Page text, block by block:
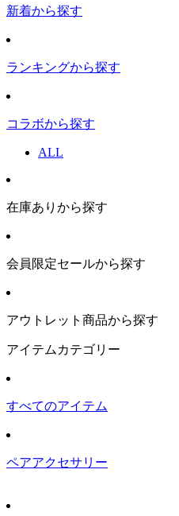
新着から探す
ランキングから探す
コラボから探す
ALL
在庫ありから探す
会員限定セールから探す
アウトレット商品から探す
アイテムカテゴリー
すべてのアイテム
ペアアクセサリー